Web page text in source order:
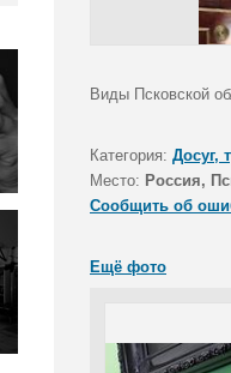
Виды Псковской
Категория: Досуг,
Место: Россия,
Сообщить об
Ещё фото